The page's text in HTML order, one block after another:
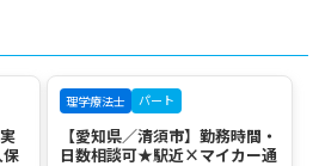
理学療法士 パート
【愛知県／清須市】勤務時間・
日数相談可★駅近×マイカー通